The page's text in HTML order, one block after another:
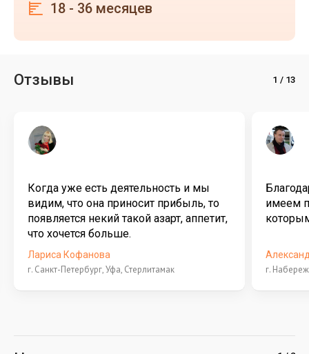
18 - 36 месяцев
Отзывы
Когда уже есть деятельность и мы
видим, что она приносит прибыль, то
появляется некий такой азарт, аппетит,
что хочется больше.
Лариса Кофанова
г. Санкт-Петербург, Уфа, Стерлитамак
имеем
г.